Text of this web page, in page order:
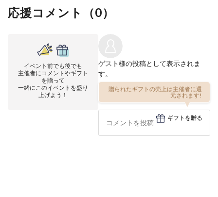
応援コメント（0）
イベント前でも後でも
主催者にコメントやギフト
を贈って
一緒にこのイベントを盛り
上げよう！
ゲスト様の投稿として表示されま
す。
贈られたギフトの売上は主催者に還
元されます!
ギフトを贈る